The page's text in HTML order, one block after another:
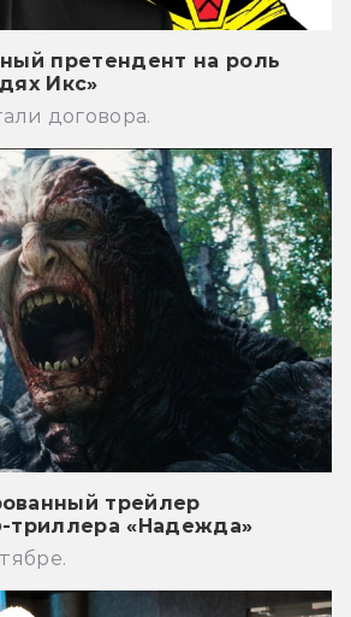
претендент на роль
Икс»
договора.
трейлер
триллера «Надежда»